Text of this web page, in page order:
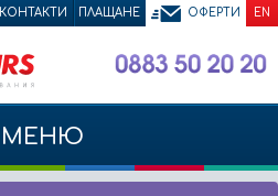
КОНТАКТИ ПЛАЩАНЕ ОФЕРТИ EN
МЕНЮ